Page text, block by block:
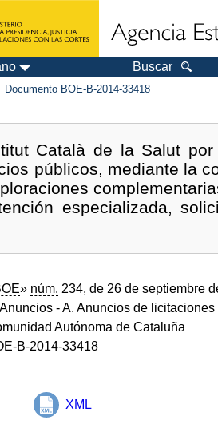
Buscar
Documento BOE-B-2014-33418
Català de la Salut
públicos, mediante la
especializada,
» núm. 234, de 26 de septiembre
- A. Anuncios de
Autónoma de Cataluña
B-2014-33418
XML